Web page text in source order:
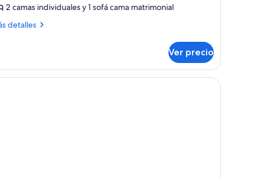
2 camas individuales y 1 sofá cama matrimonial
detalles
Ver precio
y cortinas blackout